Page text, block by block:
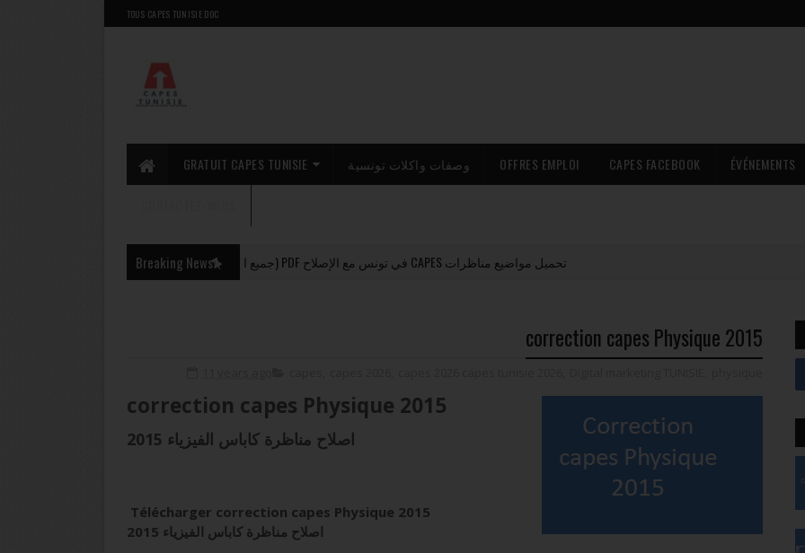
TOUS CAPES TUNISIE DOC
GRATUIT CAPES TUNISIE وصفات واكلات تونسية OFFRES EMPLOI CAPES FACEBOOK ÉVÉNEMENTS
Breaking News
CAPES 2026 تحميل مواضيع مناظرات CAPES في تونس مع الإصلاح PDF (جميع المواد)
correction capes Physique 2015
correction capes Physique 2015
اصلاح مناظرة كاباس الفيزياء 2015
Télécharger correction capes Physique 2015
اصلاح مناظرة كاباس الفيزياء 2015